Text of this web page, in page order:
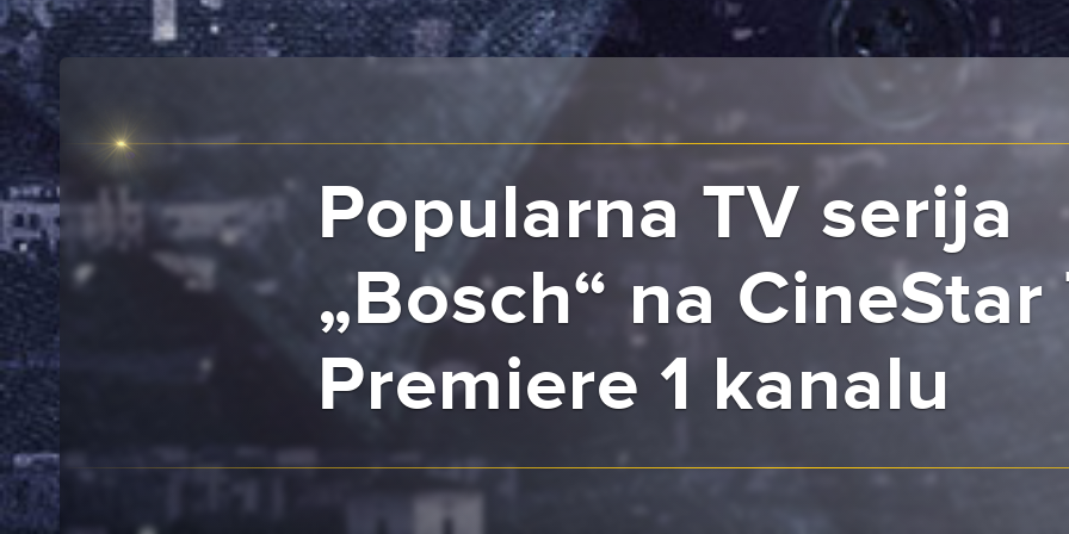
Popularna TV serija
„Bosch“ na CineStar
Premiere 1 kanalu